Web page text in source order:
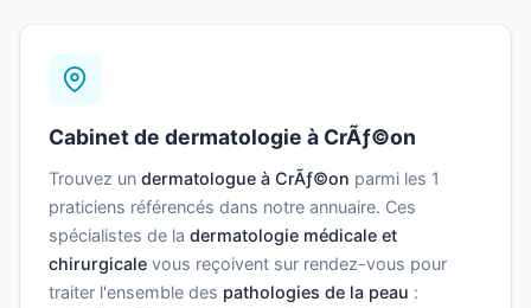
Cabinet de dermatologie à CrÃƒ©on
Trouvez un dermatologue à CrÃƒ©on parmi les 1
praticiens référencés dans notre annuaire. Ces
spécialistes de la dermatologie médicale et
chirurgicale vous reçoivent sur rendez-vous pour
traiter l'ensemble des pathologies de la peau :